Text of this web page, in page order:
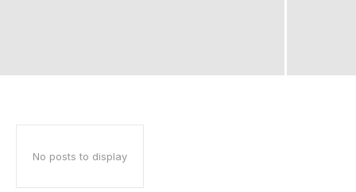
No posts to display